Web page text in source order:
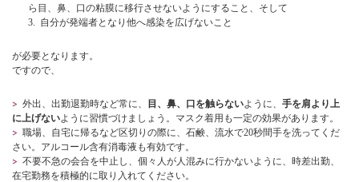
ら目、鼻、口の粘膜に移行させないようにすること、そして
3. 自分が発端者となり他へ感染を広げないこと
が必要となります。
ですので、
外出、出勤退勤時など常に、 目、鼻、口を触らないように、 手を肩より上
に上げないように習慣づけましょう。マスク着用も一定の効果があります。
職場、自宅に帰るなど区切りの際に、 石鹸、流水で20秒間手を洗って くだ
さい。アルコール含有消毒液も有効です。
不要不急の会合を中止 し、個々人が人混みに行かないように、 時差出勤、
在宅勤務を積極的に取り入れてください。